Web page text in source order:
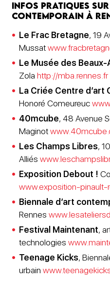
Infos pratiques sur
contemporain à
Le Frac Bretagne, 19
Mussat
Le Musée des
Zola http://mba.rennes.fr
La Criée Centre d’art
Honoré Comeureuc
40mcube, 48 Avenue
Maginot
Les Champs Libres,
Alliés
Exposition Debout !
www.exposition-pinault-
Biennale d’art
Rennes
Festival Maintenant,
technologies
Teenage Kicks,
urbain